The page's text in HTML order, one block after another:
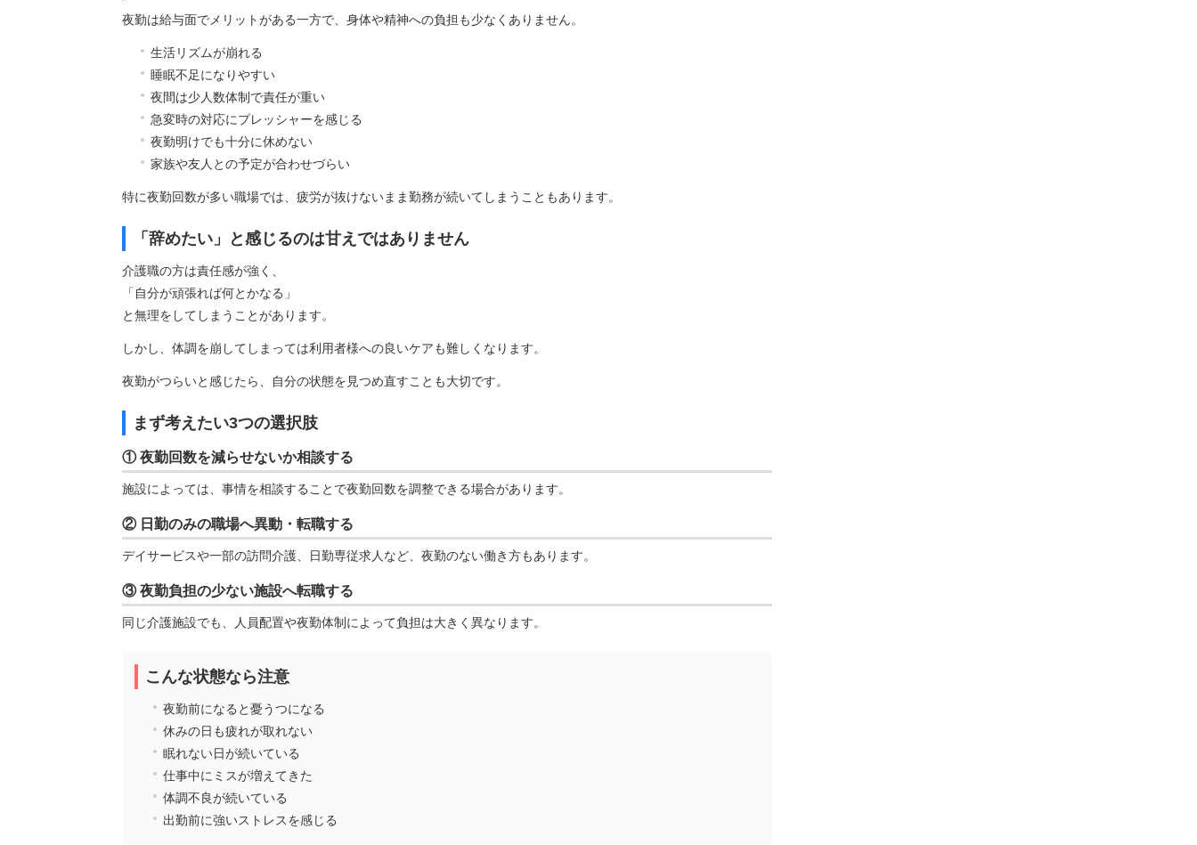
夜勤は給与面でメリットがある一方で、身体や精神への負担も少なくありません。
生活リズムが崩れる
睡眠不足になりやすい
夜間は少人数体制で責任が重い
急変時の対応にプレッシャーを感じる
夜勤明けでも十分に休めない
家族や友人との予定が合わせづらい
特に夜勤回数が多い職場では、疲労が抜けないまま勤務が続いてしまうこともあります。
「辞めたい」と感じるのは甘えではありません
介護職の方は責任感が強く、
「自分が頑張れば何とかなる」
と無理をしてしまうことがあります。
しかし、体調を崩してしまっては利用者様への良いケアも難しくなります。
夜勤がつらいと感じたら、自分の状態を見つめ直すことも大切です。
まず考えたい3つの選択肢
① 夜勤回数を減らせないか相談する
施設によっては、事情を相談することで夜勤回数を調整できる場合があります。
② 日勤のみの職場へ異動・転職する
デイサービスや一部の訪問介護、日勤専従求人など、夜勤のない働き方もあります。
③ 夜勤負担の少ない施設へ転職する
同じ介護施設でも、人員配置や夜勤体制によって負担は大きく異なります。
こんな状態なら注意
夜勤前になると憂うつになる
休みの日も疲れが取れない
眠れない日が続いている
仕事中にミスが増えてきた
体調不良が続いている
出勤前に強いストレスを感じる